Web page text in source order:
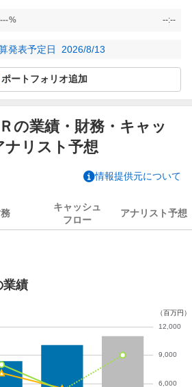
---% --:--
発表予定日 2026/8/13
ポートフォリオ追加
の業績・財務・キャッ
ナリスト予想
情報提供元について
キャッシュ
フロー
アナリスト予想
業績